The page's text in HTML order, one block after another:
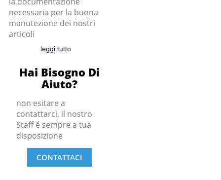
necessaria per la buona
manutezione dei nostri
articoli
leggi tutto
Hai Bisogno Di
Aiuto?
non esitare a
contattarci, il nostro
Staff é sempre a tua
disposizione
CONTATTACI